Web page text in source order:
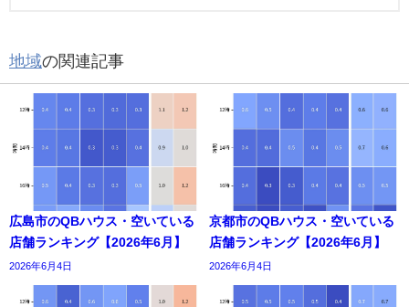
地域の関連記事
広島市のQBハウス・空いている
店舗ランキング【2026年6月】
2026年6月4日
京都市のQBハウス・空いている
店舗ランキング【2026年6月】
2026年6月4日